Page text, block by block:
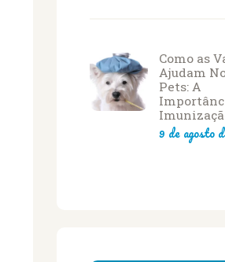
Como as
Ajudam
Pets: A
9 de agosto